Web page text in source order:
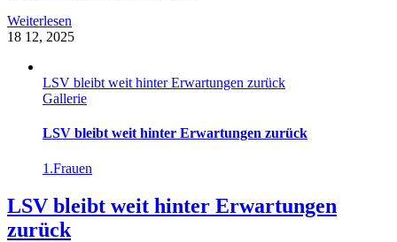
Weiterlesen
18 12, 2025
LSV bleibt weit hinter Erwartungen zurück
Gallerie
LSV bleibt weit hinter Erwartungen zurück
1.Frauen
LSV bleibt weit hinter Erwartungen
zurück